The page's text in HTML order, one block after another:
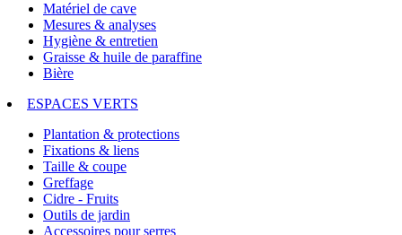
Matériel de cave
Mesures & analyses
Hygiène & entretien
Graisse & huile de paraffine
Bière
ESPACES VERTS
Plantation & protections
Fixations & liens
Taille & coupe
Greffage
Cidre - Fruits
Outils de jardin
Accessoires pour serres